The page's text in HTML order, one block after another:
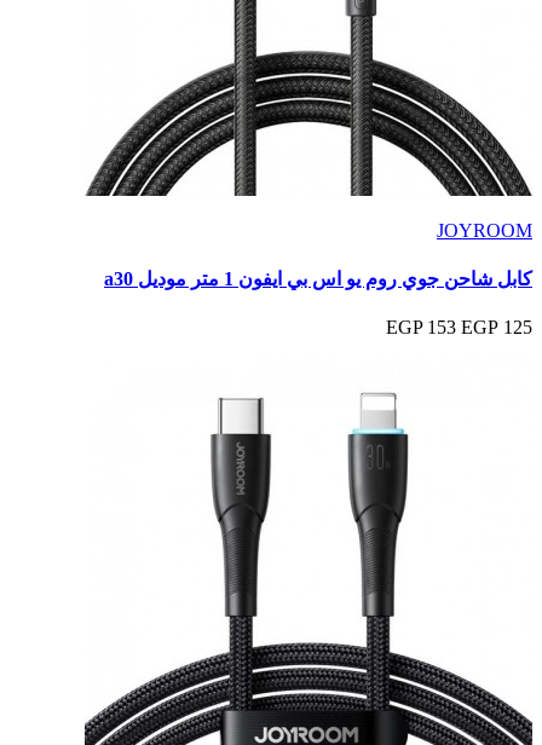
JOYROOM
كابل شاحن جوي روم يو اس بي ايفون 1 متر موديل a30
125 EGP
153 EGP